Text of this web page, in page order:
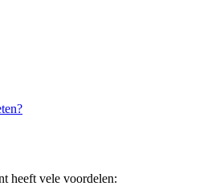
heeft vele voordelen: